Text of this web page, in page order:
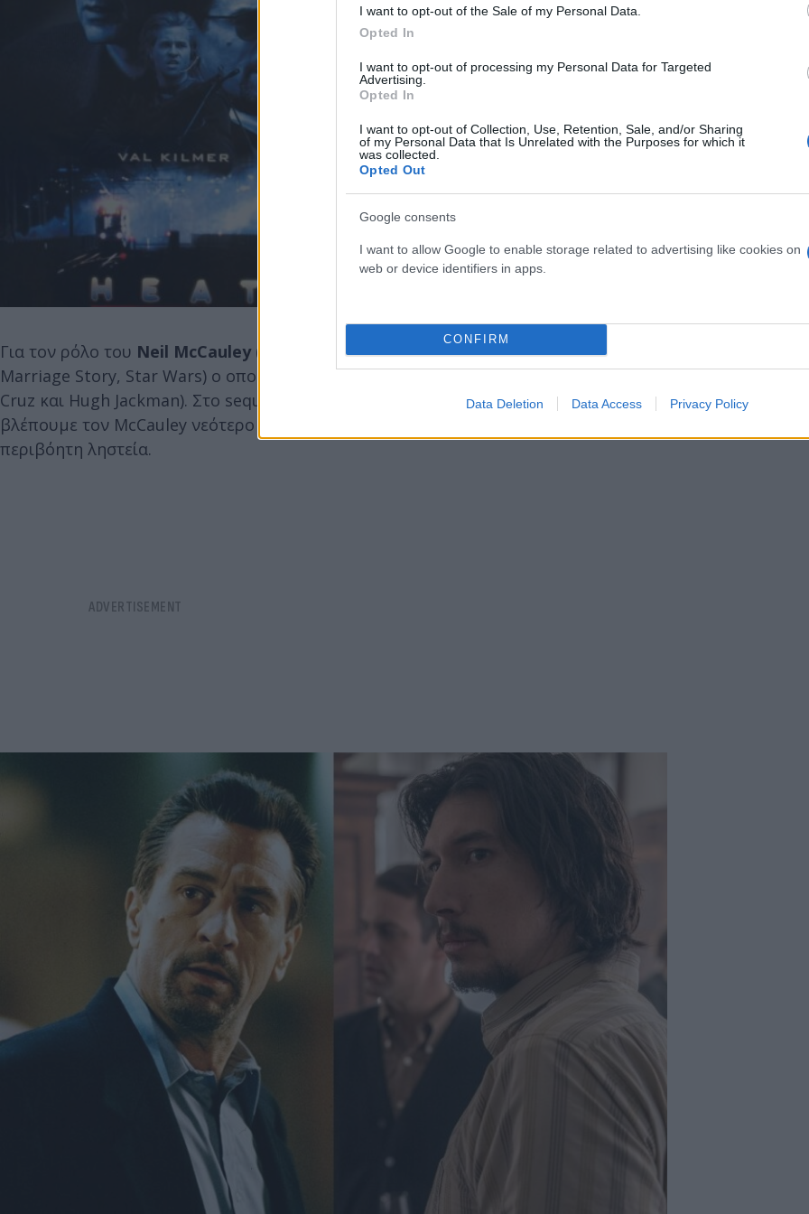
I want to opt-out of the Sale of my Personal Data.
Opted In
I want to opt-out of processing my Personal Data for Targeted
Advertising.
Opted In
I want to opt-out of Collection, Use, Retention, Sale, and/or Sharing
of my Personal Data that Is Unrelated with the Purposes for which it
was collected.
Opted Out
Google consents
I want to allow Google to enable storage related to advertising like cookies on
web or device identifiers in apps.
CONFIRM
Data Deletion Data Access Privacy Policy
Για τον ρόλο του Neil McCauley(του Robert De Niro) ακούγεται το όνομα του Adam Driver (House of
Marriage Story, Star Wars) o οποίος υποδύεται τον Enzo Ferrari στην ταινία Ferrari (πρωταγωνιστύν οι
Cruz και Hugh Jackman). Στο sequel της Έντασης
(σύμφωνα και με το βιβλίο – το οποίο αποτελεί
βλέπουμε τον McCauley νεότερο (το πριν – prequel), αλλά και το μετά τα όσα δηλαδή ακολούθησαν
περιβόητη ληστεία.